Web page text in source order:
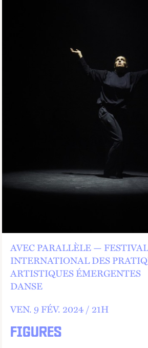
FIGURES
AVEC PARALLÈLE — FESTIVAL
INTERNATIONAL DES
ARTISTIQUES ÉMERGENTES
DANSE
VEN.9 FÉV. 2024 / 21H